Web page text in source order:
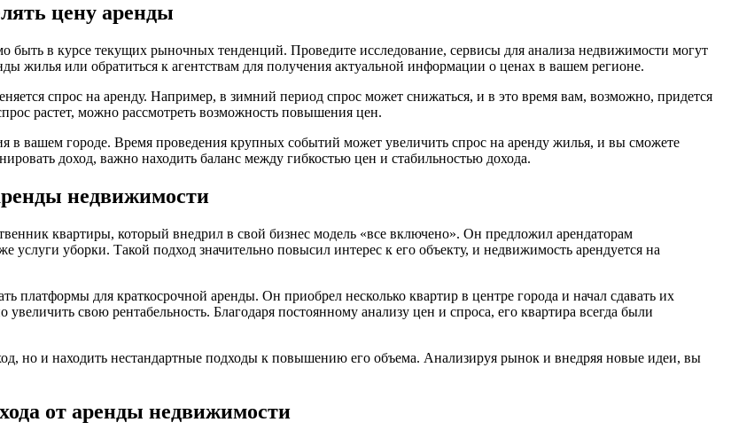
цену аренды
в курсе текущих рыночных тенденций. Проведите исследование, сервисы для анализа недвижимости могут
жилья или обратиться к агентствам для получения актуальной информации о ценах в вашем регионе.
спрос на аренду. Например, в зимний период спрос может снижаться, и в это время вам, возможно, придется
растет, можно рассмотреть возможность повышения цен.
в вашем городе. Время проведения крупных событий может увеличить спрос на аренду жилья, и вы сможете
доход, важно находить баланс между гибкостью цен и стабильностью дохода.
недвижимости
квартиры, который внедрил в свой бизнес модель «все включено». Он предложил арендаторам
уборки. Такой подход значительно повысил интерес к его объекту, и недвижимость арендуется на
платформы для краткосрочной аренды. Он приобрел несколько квартир в центре города и начал сдавать их
свою рентабельность. Благодаря постоянному анализу цен и спроса, его квартира всегда были
но и находить нестандартные подходы к повышению его объема. Анализируя рынок и внедряя новые идеи, вы
от аренды недвижимости